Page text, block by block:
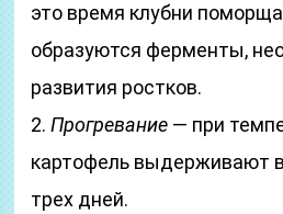
это время клубни
образуются ферменты,
развития ростков.
2.Прогревание — при
картофель выдерживают
трех дней.